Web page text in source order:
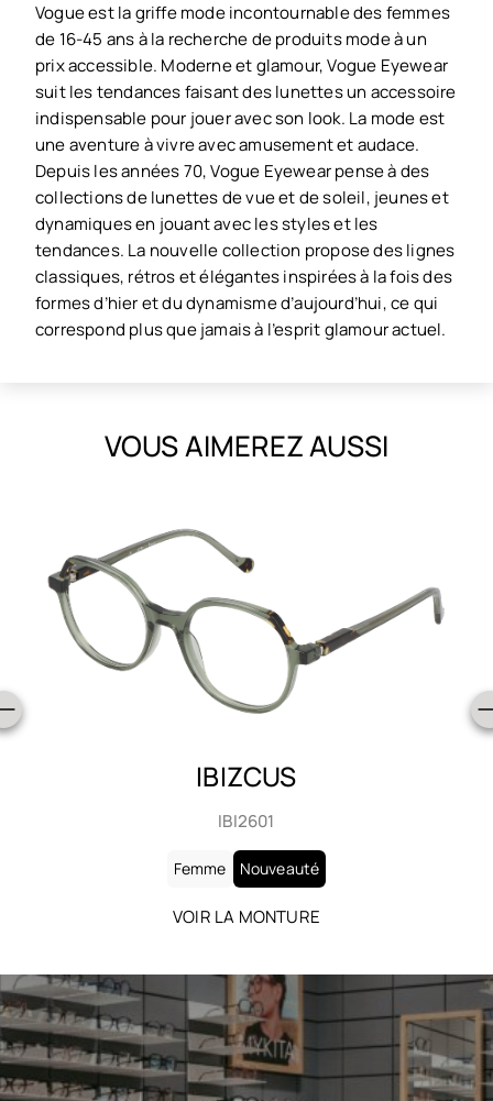
Vogue est la griffe mode incontournable des femmes
de 16-45 ans à la recherche de produits mode à un
prix accessible. Moderne et glamour, Vogue Eyewear
suit les tendances faisant des lunettes un accessoire
indispensable pour jouer avec son look. La mode est
une aventure à vivre avec amusement et audace.
Depuis les années 70, Vogue Eyewear pense à des
collections de lunettes de vue et de soleil, jeunes et
dynamiques en jouant avec les styles et les
tendances. La nouvelle collection propose des lignes
classiques, rétros et élégantes inspirées à la fois des
formes d’hier et du dynamisme d’aujourd’hui, ce qui
correspond plus que jamais à l’esprit glamour actuel.
VOUS AIMEREZ AUSSI
IBIZCUS
IBI2601
Femme Nouveauté
VOIR LA MONTURE